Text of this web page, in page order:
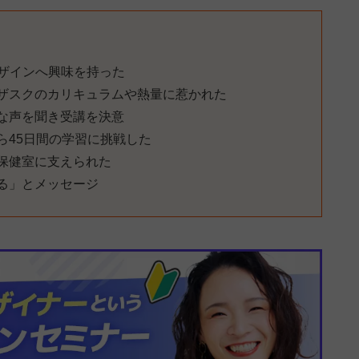
インへ興味を持った
スクのカリキュラムや熱量に惹かれた
声を聞き受講を決意
45日間の学習に挑戦した
健室に支えられた
」とメッセージ